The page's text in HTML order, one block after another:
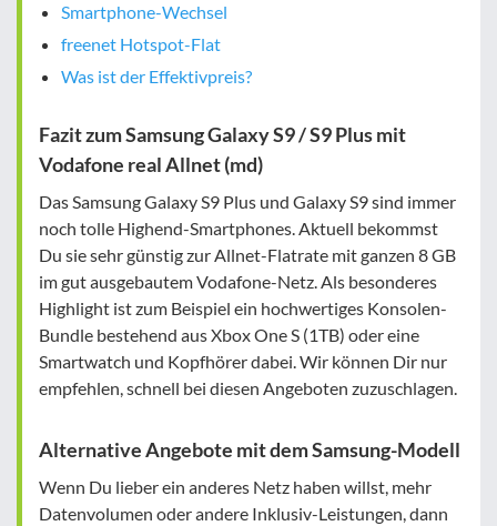
Smartphone-Wechsel
freenet Hotspot-Flat
Was ist der Effektivpreis?
Fazit zum Samsung Galaxy S9 / S9 Plus mit
Vodafone real Allnet (md)
Das Samsung Galaxy S9 Plus und Galaxy S9 sind immer
noch tolle Highend-Smartphones. Aktuell bekommst
Du sie sehr günstig zur Allnet-Flatrate mit ganzen 8 GB
im gut ausgebautem Vodafone-Netz. Als besonderes
Highlight ist zum Beispiel ein hochwertiges Konsolen-
Bundle bestehend aus Xbox One S (1TB) oder eine
Smartwatch und Kopfhörer dabei. Wir können Dir nur
empfehlen, schnell bei diesen Angeboten zuzuschlagen.
Alternative Angebote mit dem Samsung-Modell
Wenn Du lieber ein anderes Netz haben willst, mehr
Datenvolumen oder andere Inklusiv-Leistungen, dann